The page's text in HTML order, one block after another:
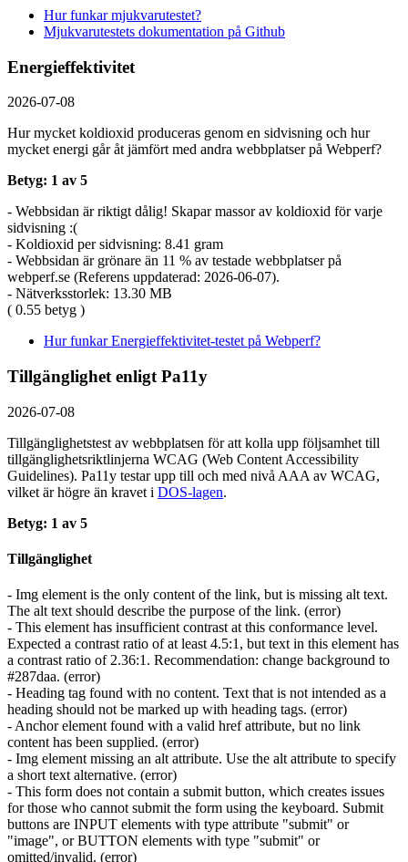
Hur funkar mjukvarutestet?
Mjukvarutestets dokumentation på Github
Energieffektivitet
2026-07-08
Hur mycket koldioxid produceras genom en sidvisning och hur
mycket energi går åt jämfört med andra webbplatser på Webperf?
Betyg: 1 av 5
- Webbsidan är riktigt dålig! Skapar massor av koldioxid för varje
sidvisning :(
- Koldioxid per sidvisning: 8.41 gram
- Webbsidan är grönare än 11 % av testade webbplatser på
webperf.se (Referens uppdaterad: 2026-06-07).
- Nätverksstorlek: 13.30 MB
( 0.55 betyg )
Hur funkar Energieffektivitet-testet på Webperf?
Tillgänglighet enligt Pa11y
2026-07-08
Tillgänglighetstest av webbplatsen för att kolla upp följsamhet till
tillgänglighets­riktlinjerna WCAG (Web Content Accessibility
Guidelines). Pa11y testar upp till och med nivå AAA av WCAG,
vilket är högre än kravet i DOS-lagen.
Betyg: 1 av 5
Tillgänglighet
- Img element is the only content of the link, but is missing alt text.
The alt text should describe the purpose of the link. (error)
- This element has insufficient contrast at this conformance level.
Expected a contrast ratio of at least 4.5:1, but text in this element has
a contrast ratio of 2.36:1. Recommendation: change background to
#287daa. (error)
- Heading tag found with no content. Text that is not intended as a
heading should not be marked up with heading tags. (error)
- Anchor element found with a valid href attribute, but no link
content has been supplied. (error)
- Img element missing an alt attribute. Use the alt attribute to specify
a short text alternative. (error)
- This form does not contain a submit button, which creates issues
for those who cannot submit the form using the keyboard. Submit
buttons are INPUT elements with type attribute "submit" or
"image", or BUTTON elements with type "submit" or
omitted/invalid. (error)